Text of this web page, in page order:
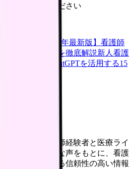
を確認してください
グTOP5【2026年最新版】 看護師
度の最新情報を徹底解説新人看護
】
看護師がChatGPTを活用する15
編集部は、看護師経験者と医療ライ
現場のリアルな声をもとに、看護
働き方に関する信頼性の高い情報